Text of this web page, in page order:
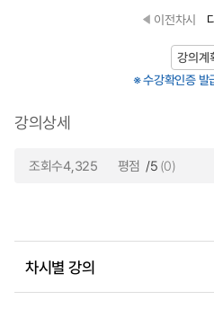
이전차시
강의계
※ 수강확인증 발
강의상세
조회수4,325 평점 /5 (0)
차시별 강의